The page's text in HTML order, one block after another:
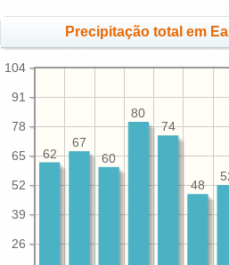
Precipitação total em
26
39
52
65
78
91
104
48
74
80
60
67
62